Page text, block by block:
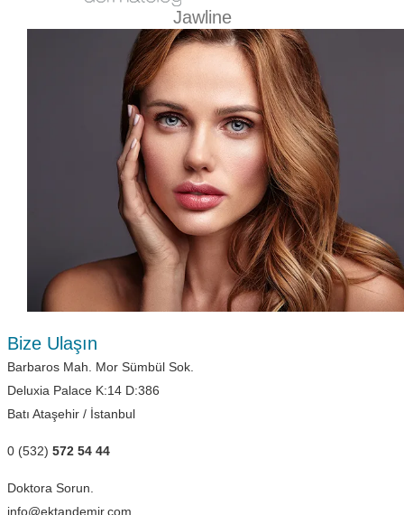
Jawline
Bize Ulaşın
Barbaros Mah. Mor Sümbül Sok.
Deluxia Palace K:14 D:386
Batı Ataşehir / İstanbul
0 (532) 572 54 44
Doktora Sorun.
info@ektandemir.com